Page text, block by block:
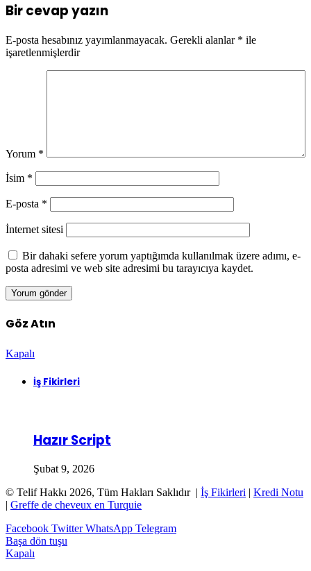
Bir cevap yazın
E-posta hesabınız yayımlanmayacak. Gerekli alanlar * ile
işaretlenmişlerdir
Yorum *
İsim *
E-posta *
İnternet sitesi
Bir dahaki sefere yorum yaptığımda kullanılmak üzere adımı, e-
posta adresimi ve web site adresimi bu tarayıcıya kaydet.
Göz Atın
Kapalı
İş Fikirleri
Hazır Script
Şubat 9, 2026
© Telif Hakkı 2026, Tüm Hakları Saklıdır | İş Fikirleri | Kredi Notu
| Greffe de cheveux en Turquie
Facebook Twitter WhatsApp Telegram
Başa dön tuşu
Kapalı